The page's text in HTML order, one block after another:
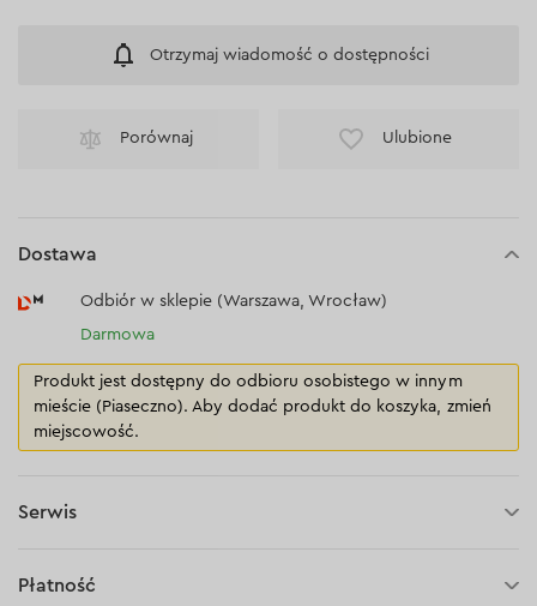
Otrzymaj wiadomość o dostępności
Porównaj Ulubione
Dostawa
Odbiór w sklepie (Warszawa, Wrocław)
Darmowa
Produkt jest dostępny do odbioru osobistego w innym
mieście (Piaseczno). Aby dodać produkt do koszyka, zmień
miejscowość.
Serwis
Płatność